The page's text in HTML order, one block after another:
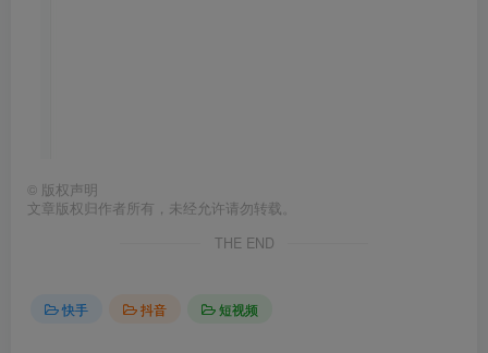
© 版权声明
文章版权归作者所有，未经允许请勿转载。
THE END
快手 抖音 短视频